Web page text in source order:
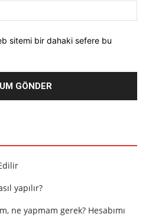
sitemi bir dahaki sefere bu
yapılır?
ne yapmam gerek? Hesabımı